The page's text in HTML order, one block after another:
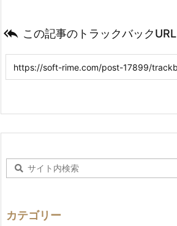
 この記事のトラックバックURL
カテゴリー